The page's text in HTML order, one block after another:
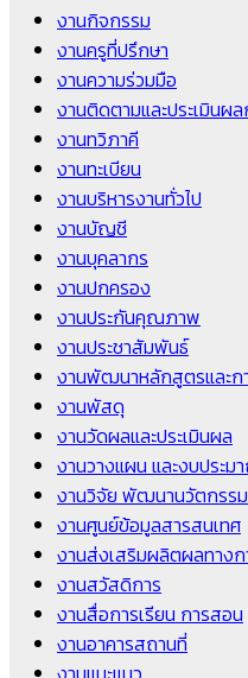
งานกิจกรรม
งานครูที่ปรึกษา
งานความร่วมมือ
งานติดตามและประเมินผ
งานทวิภาคี
งานทะเบียน
งานบริหารงานทั่วไป
งานบัญชี
งานบุคลากร
งานปกครอง
งานประกันคุณภาพ
งานประชาสัมพันธ์
งานพัฒนาหลักสูตรและก
งานพัสดุ
งานวัดผลและประเมินผล
งานวางแผน และงบประม
งานวิจัย พัฒนานวัตกรร
งานศูนย์ข้อมูลสารสนเทศ
งานส่งเสริมผลิตผลทางก
งานสวัสดิการ
งานสื่อการเรียน การสอน
งานอาคารสถานที่